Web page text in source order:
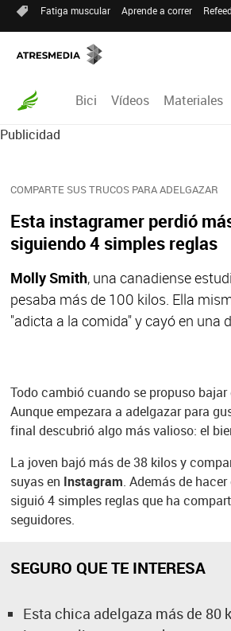
Fatiga muscular Aprende a correr
Bici Vídeos Materiales
Publicidad
COMPARTE SUS TRUCOS PARA ADELGAZAR
Esta instagramer perdió
siguiendo 4 simples reglas
Molly Smith, una canadiense
pesaba más de 100 kilos. Ella
"adicta a la comida" y cayó en una
Todo cambió cuando se propuso bajar
Aunque empezara a adelgazar para
final descubrió algo más valioso: el
La joven bajó más de 38 kilos y
suyas en Instagram. Además de
siguió 4 simples reglas que ha
seguidores.
SEGURO QUE TE INTERESA
Esta chica adelgaza más de 80